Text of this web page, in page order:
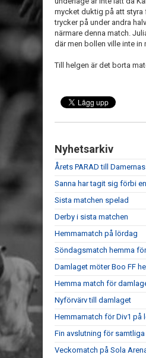
mycket duktig på att
trycker på under andra
närmare denna match.
där men bollen ville inte in
Till helgen är det borta
Nyhetsarkiv
Årets PARAD till
Sanna har tagit sig förbi
Sista matchen spelad
Derby i sista matchen
Hemmamatch på lördag
Söndagsmatch hemma
Damlaget möter Boo FF
Hemma match för
Nyförvärv till damlaget
Hemmamatch för Div1 på
Fin avslutning för
Veckomatch på Sola